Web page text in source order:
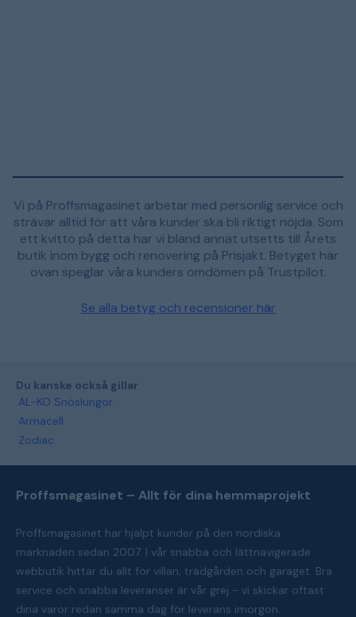
Vi på Proffsmagasinet arbetar med personlig service och
strävar alltid för att våra kunder ska bli riktigt nöjda. Som
ett kvitto på detta har vi bland annat utsetts till Årets
butik inom bygg och renovering på Prisjakt. Betyget här
ovan speglar våra kunders omdömen på Trustpilot.
Se alla betyg och recensioner här
Du kanske också gillar
AL-KO Snöslungor
Armacell
Zodiac
Proffsmagasinet – Allt för dina hemmaprojekt
Proffsmagasinet har hjälpt kunder på den nordiska
marknaden sedan 2007. I vår snabba och lättnavigerade
webbutik hittar du allt för villan, trädgården och garaget. Bra
service och snabba leveranser är vår grej - vi skickar oftast
dina varor redan samma dag för leverans imorgon.